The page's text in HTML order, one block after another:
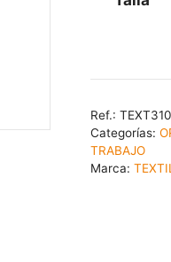
Ref.:
Categorías:
TRABAJO
Marca: